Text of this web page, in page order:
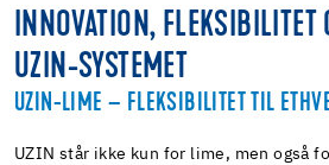
INNOVATION,
UZIN-SYSTEMET
UZIN-LIME – FLEKSIBILITET TIL
UZIN står ikke kun for lime, men også